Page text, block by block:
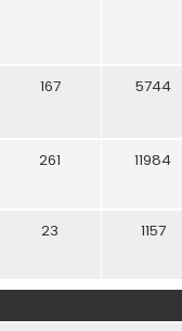
167 5744
261 11984
23 1157